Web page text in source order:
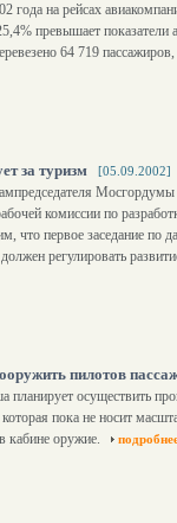
года на рейсах
превышает
64 719
за туризм [05.09.2002]
комиссии по
что первое заседание по
регулировать
пилотов
планирует осуществить
пока не носит
кабине оружие.